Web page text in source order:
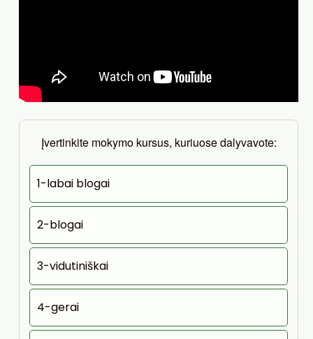
Įvertinkite mokymo kursus, kuriuose dalyvavote:
1-labai blogai
2-blogai
3-vidutiniškai
4-gerai